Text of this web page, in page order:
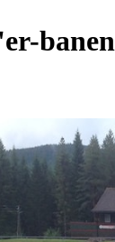
banen